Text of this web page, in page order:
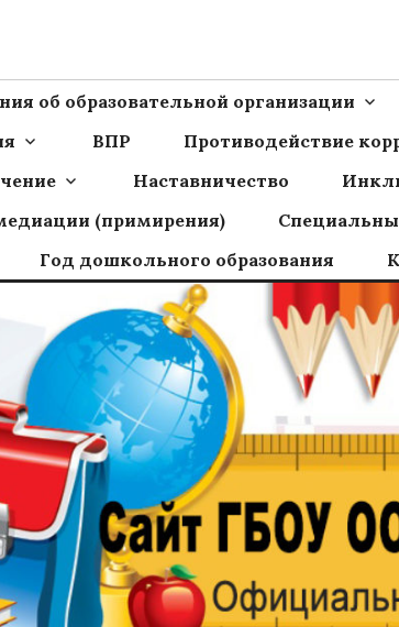
ООШ
об образовательной организации
ВПР Противодействие
Наставничество
(примирения)
Год дошкольного образования